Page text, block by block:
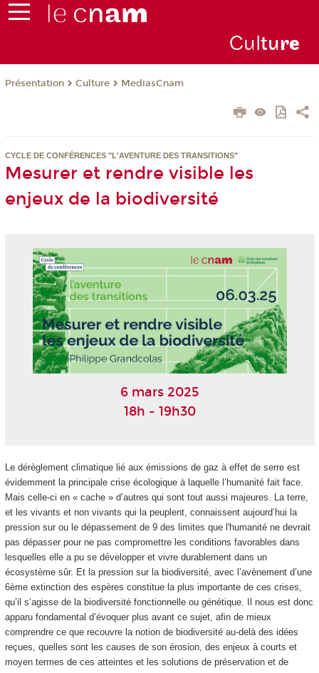
Culture
Présentation Culture MediasCnam
CYCLE DE CONFÉRENCES "L'AVENTURE DES TRANSITIONS"
Mesurer et rendre visible les
enjeux de la biodiversité
6 mars 2025
18h - 19h30
Le dérèglement climatique lié aux émissions de gaz à effet de serre est
évidemment la principale crise écologique à laquelle l’humanité fait face.
Mais celle-ci en « cache » d’autres qui sont tout aussi majeures. La terre,
et les vivants et non vivants qui la peuplent, connaissent aujourd’hui la
pression sur ou le dépassement de 9 des limites que l'humanité ne devrait
pas dépasser pour ne pas compromettre les conditions favorables dans
lesquelles elle a pu se développer et vivre durablement dans un
écosystème sûr. Et la pression sur la biodiversité, avec l’avènement d’une
6ème extinction des espères constitue la plus importante de ces crises,
qu’il s’agisse de la biodiversité fonctionnelle ou génétique. Il nous est donc
apparu fondamental d’évoquer plus avant ce sujet, afin de mieux
comprendre ce que recouvre la notion de biodiversité au-delà des idées
reçues, quelles sont les causes de son érosion, des enjeux à courts et
moyen termes de ces atteintes et les solutions de préservation et de